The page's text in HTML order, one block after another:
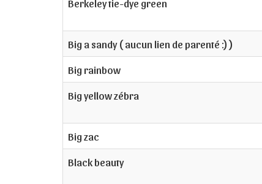
Berkeley tie-dye green
Big a sandy ( aucun lien de parenté :) )
Big rainbow
Big yellow zébra
Big zac
Black beauty